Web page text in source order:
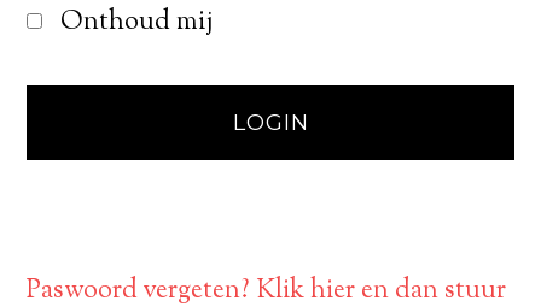
Onthoud mij
Paswoord vergeten? Klik hier en dan stuur